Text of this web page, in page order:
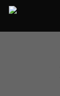
Skip